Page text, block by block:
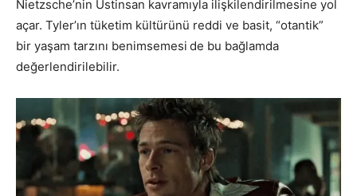
Nietzsche’nin Üstinsan kavramıyla ilişkilendirilmesine yol
açar. Tyler’ın tüketim kültürünü reddi ve basit, “otantik”
bir yaşam tarzını benimsemesi de bu bağlamda
değerlendirilebilir.